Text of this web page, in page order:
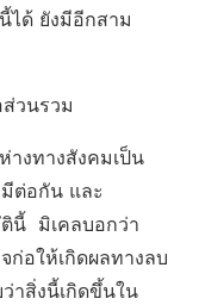
ได้ ยังมีอีกสาม
วนรวม
างทางสังคมเป็น
ต่อกัน และ
นี้ มิเคลบอกว่า
ก่อให้เกิดผลทางลบ
าสิ่งนี้เกิดขึ้นใน